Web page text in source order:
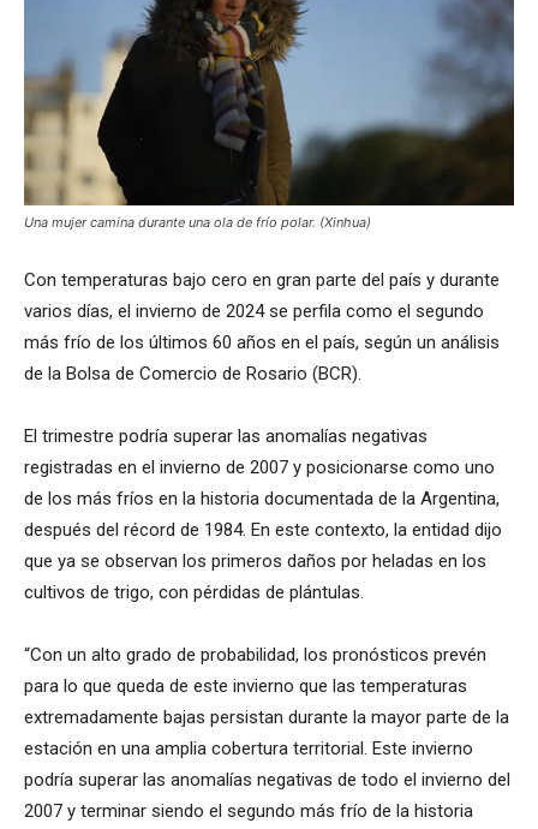
Una mujer camina durante una ola de frío polar. (Xinhua)
Con temperaturas bajo cero en gran parte del país y durante
varios días, el invierno de 2024 se perfila como el segundo
más frío de los últimos 60 años en el país, según un análisis
de la Bolsa de Comercio de Rosario (BCR).
El trimestre podría superar las anomalías negativas
registradas en el invierno de 2007 y posicionarse como uno
de los más fríos en la historia documentada de la Argentina,
después del récord de 1984. En este contexto, la entidad dijo
que ya se observan los primeros daños por heladas en los
cultivos de trigo, con pérdidas de plántulas.
“Con un alto grado de probabilidad, los pronósticos prevén
para lo que queda de este invierno que las temperaturas
extremadamente bajas persistan durante la mayor parte de la
estación en una amplia cobertura territorial. Este invierno
podría superar las anomalías negativas de todo el invierno del
2007 y terminar siendo el segundo más frío de la historia